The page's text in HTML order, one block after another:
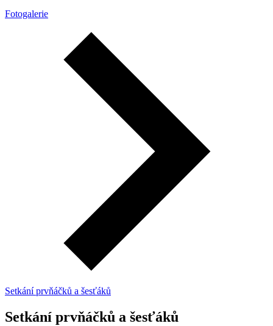
Fotogalerie
Setkání prvňáčků a šesťáků
Setkání prvňáčků a šesťáků